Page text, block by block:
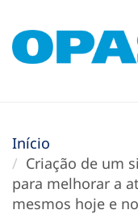
Início
Criação de um
para melhorar a
mesmos hoje e